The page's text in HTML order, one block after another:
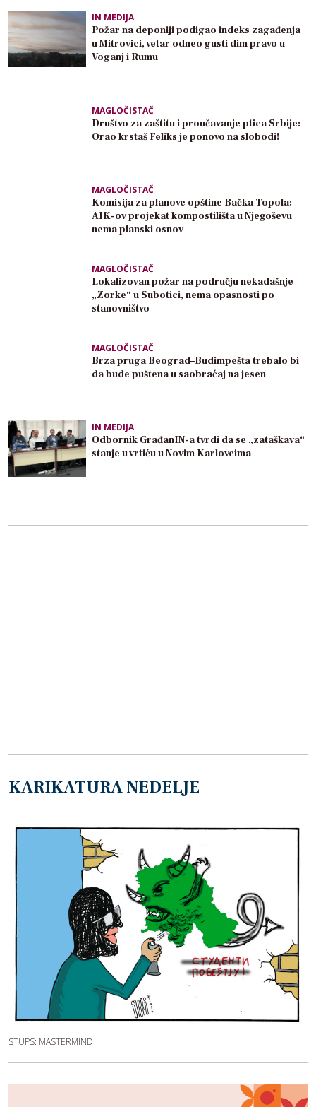
IN MEDIJA
Požar na deponiji podigao indeks zagađenja
u Mitrovici, vetar odneo gusti dim pravo u
Voganj i Rumu
MAGLOČISTAČ
Društvo za zaštitu i proučavanje ptica Srbije:
Orao krstaš Feliks je ponovo na slobodi!
MAGLOČISTAČ
Komisija za planove opštine Bačka Topola:
AIK-ov projekat kompostilišta u Njegoševu
nema planski osnov
MAGLOČISTAČ
Lokalizovan požar na području nekadašnje
„Zorke“ u Subotici, nema opasnosti po
stanovništvo
MAGLOČISTAČ
Brza pruga Beograd–Budimpešta trebalo bi
da bude puštena u saobraćaj na jesen
IN MEDIJA
Odbornik GrađanIN-a tvrdi da se „zataškava“
stanje u vrtiću u Novim Karlovcima
KARIKATURA NEDELJE
STUPS: MASTERMIND